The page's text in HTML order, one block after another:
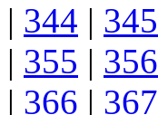
| 344 | 345
| 355 | 356
| 366 | 367